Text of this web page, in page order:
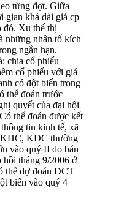
từng đợt. Giữa
gian khá dài giá cp
đó. Xu thế thị
những nhân tố kích
ngắn hạn.
chia cổ phiếu
cổ phiếu với giá
có đột biến trong
thể đoán trước
quyết của đại hội
thể đoán được kết
tin kinh tế, xã
KHC, KDC thường
vào quý II do bán
hồi tháng 9/2006 ở
thể dự đoán DCT
biến vào quý 4